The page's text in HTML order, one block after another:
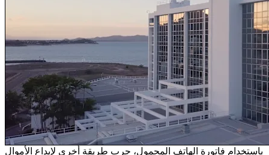
باستخدام فاتورة الهاتف المحمول، جرب طريقة أخرى لإيداع الأموال